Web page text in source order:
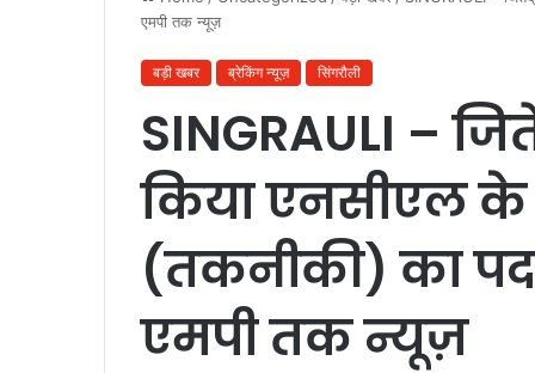
एमपी तक न्यूज़
बड़ी खबर ब्रेकिंग न्यूज़ सिंगरौली
SINGRAULI –
किया एनसीएल
(तकनीकी) का
एमपी तक न्यूज़